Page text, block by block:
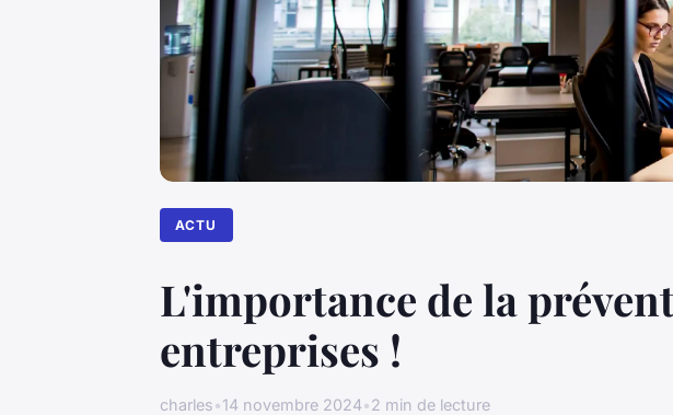
ACTU
L'importance de la
entreprises !
charles•14 novembre 2024•2 min de lecture